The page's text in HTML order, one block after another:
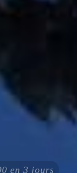
en 3 jours